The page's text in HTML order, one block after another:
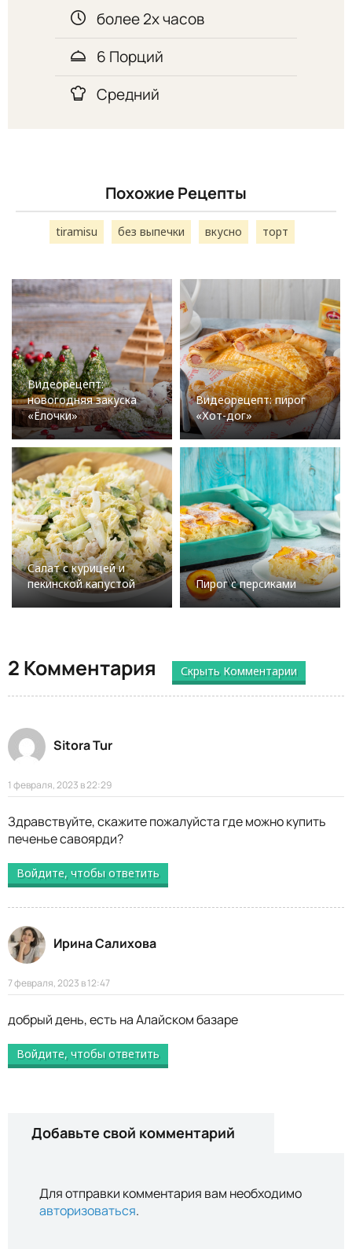
более 2х часов
6 Порций
Средний
Похожие Рецепты
tiramisu без выпечки вкусно торт
Видеорецепт:
новогодняя закуска
«Ёлочки»
Видеорецепт: пирог
«Хот-дог»
Салат с курицей и
пекинской капустой
Пирог с персиками
2 Комментария Скрыть Комментарии
Sitora Tur
1 февраля, 2023 в 22:29
Здравствуйте, скажите пожалуйста где можно купить
печенье савоярди?
Войдите, чтобы ответить
Ирина Салихова
7 февраля, 2023 в 12:47
добрый день, есть на Алайском базаре
Войдите, чтобы ответить
Добавьте свой комментарий
Для отправки комментария вам необходимо
авторизоваться.